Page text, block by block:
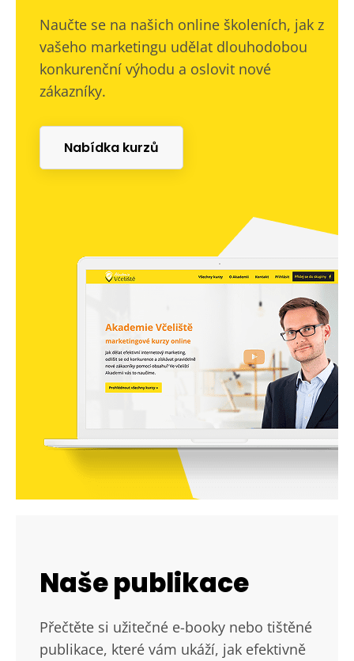
Naučte se na našich online školeních, jak z
vašeho marketingu udělat dlouhodobou
konkurenční výhodu a oslovit nové
zákazníky.
Nabídka kurzů
Naše publikace
Přečtěte si užitečné e-booky nebo tištěné
publikace, které vám ukáží, jak efektivně